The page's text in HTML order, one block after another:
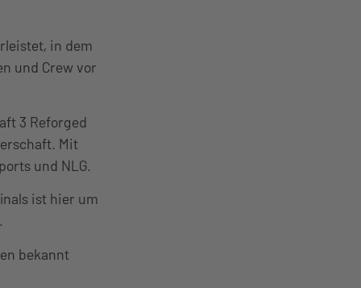
in dem
und Crew vor
3 Reforged
Mit
und NLG.
ist hier um
bekannt